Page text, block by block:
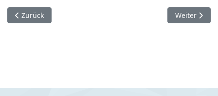
Vorheriger Beitrag: Sportlerehrung des Sportbundes
Zurück Nächster
Weiter